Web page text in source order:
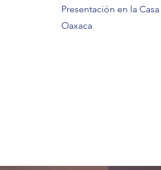
Presentación en la
Oaxaca